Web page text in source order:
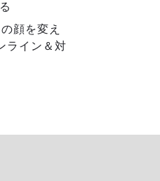
顔を変え
ライン＆対